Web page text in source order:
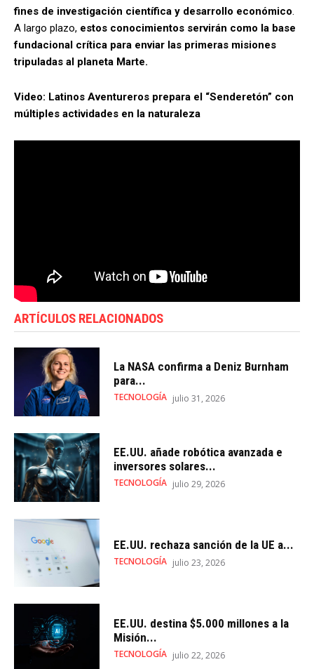
fines de investigación científica y desarrollo económico.
A largo plazo, estos conocimientos servirán como la base
fundacional crítica para enviar las primeras misiones
tripuladas al planeta Marte.
Video: Latinos Aventureros prepara el “Senderetón” con
múltiples actividades en la naturaleza
ARTÍCULOS RELACIONADOS
La NASA confirma a Deniz Burnham
para...
TECNOLOGÍA julio 31, 2026
EE.UU. añade robótica avanzada e
inversores solares...
TECNOLOGÍA julio 29, 2026
EE.UU. rechaza sanción de la UE a...
TECNOLOGÍA julio 23, 2026
EE.UU. destina $5.000 millones a la
Misión...
TECNOLOGÍA julio 22, 2026